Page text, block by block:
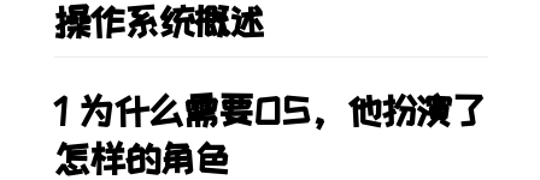
操作系统概述
1 为什么需要OS，他扮演了
怎样的角色